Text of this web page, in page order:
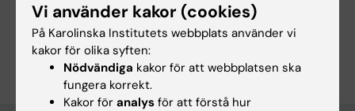
Cancer och onkologi
Är du Agustin Enrique Ure?
Redigera din profil
Vi använder kakor (cookies)
På Karolinska Institutets webbplats använder vi
kakor för olika syften:
Nödvändiga kakor för att webbplatsen ska
fungera korrekt.
Kakor för analys för att förstå hur